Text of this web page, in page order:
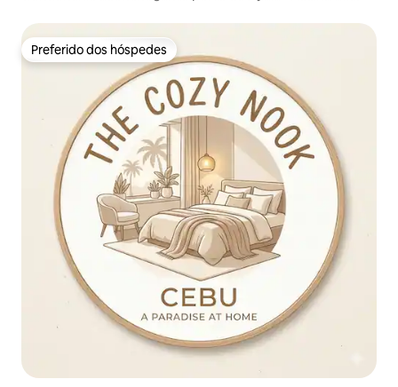
Preferido dos hóspedes
Preferido dos hóspedes